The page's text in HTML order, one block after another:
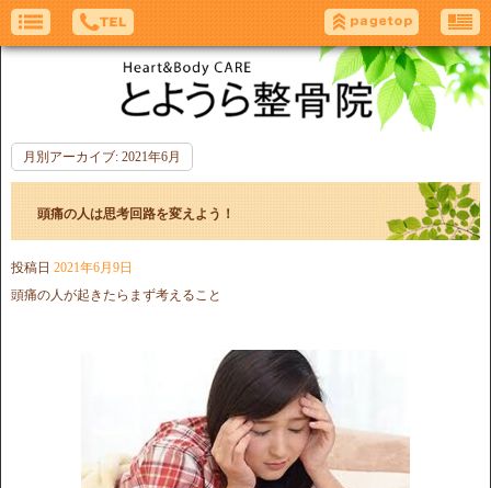
月別アーカイブ: 2021年6月
頭痛の人は思考回路を変えよう！
投稿日 2021年6月9日
頭痛の人が起きたらまず考えること